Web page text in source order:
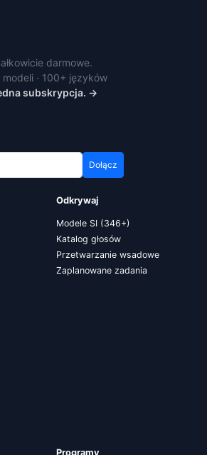
darmowe.
· 100+ języków
subskrypcja. →
Dołącz
Odkrywaj
Modele SI (346+)
Katalog głosów
Przetwarzanie wsadowe
Zaplanowane zadania
Programy